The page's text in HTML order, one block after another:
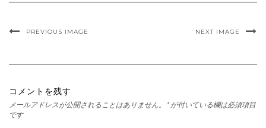
PREVIOUS IMAGE NEXT IMAGE
コメントを残す
メールアドレスが公開されることはありません。 * が付いている欄は必須項目
です